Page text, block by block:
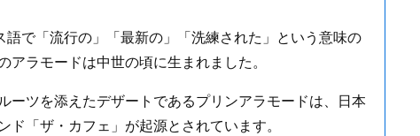
で「流行の」「最新の」「洗練された」という意味の
ラモードは中世の頃に生まれました。
ーツを添えたデザートであるプリンアラモードは、日本
「ザ・カフェ」が起源とされています。